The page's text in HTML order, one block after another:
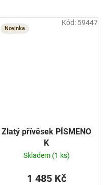
Novinka
Zlatý přívěsek PÍSMENO
K
Skladem (1 ks)
1 485 Kč
Kód: 59447